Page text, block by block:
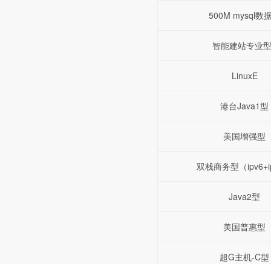
500M mysql数
智能建站专业
LinuxE
港台Java1型
美国增强型
双栈商务型（
Java2型
美国普惠型
超G主机-C型